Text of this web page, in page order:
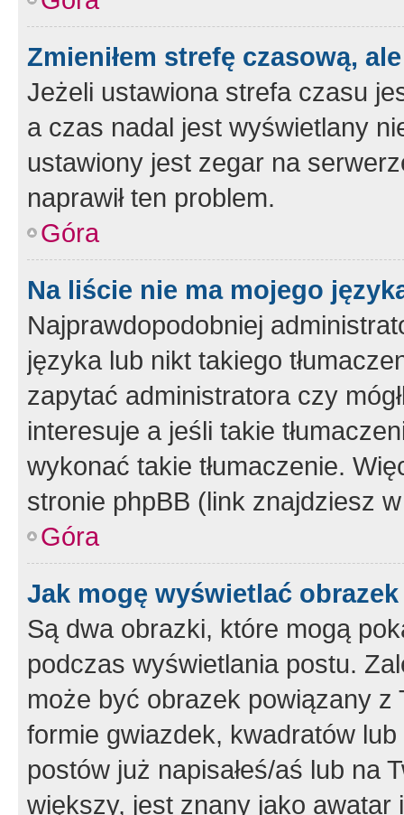
Zmieniłem strefę czasową,
Jeżeli ustawiona strefa czasu
a czas nadal jest wyświetlany
ustawiony jest zegar na
naprawił ten problem.
Góra
Na liście nie ma mojego
Najprawdopodobniej
języka lub nikt takiego
zapytać administratora czy
interesuje a jeśli takie
wykonać takie tłumaczenie.
stronie phpBB (link znajdziesz
Góra
Jak mogę wyświetlać
Są dwa obrazki, które mogą
podczas wyświetlania postu.
może być obrazek powiązany z
formie gwiazdek, kwadratów
postów już napisałeś/aś lub na
większy, jest znany jako